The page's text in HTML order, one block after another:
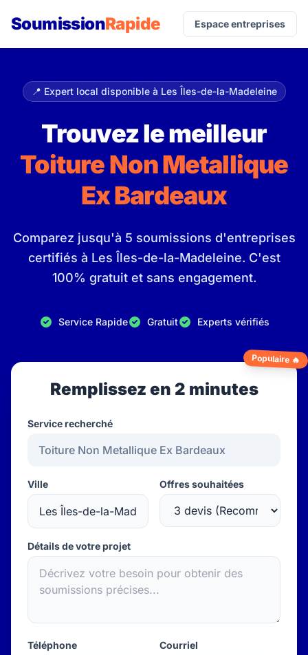
SoumissionRapide Espace entreprises
📍 Expert local disponible à Les Îles-de-la-Madeleine
Trouvez le meilleur
Toiture Non Metallique
Ex Bardeaux
Comparez jusqu'à 5 soumissions d'entreprises
certifiés à Les Îles-de-la-Madeleine. C'est
100% gratuit et sans engagement.
Service Rapide Gratuit Experts vérifiés
Populaire 🔥
Remplissez en 2 minutes
Service recherché
Ville Offres souhaitées
Détails de votre projet
Téléphone Courriel